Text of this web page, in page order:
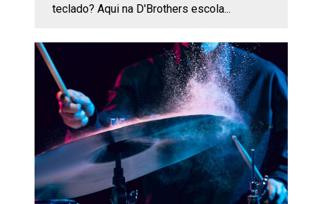
teclado? Aqui na D'Brothers escola...